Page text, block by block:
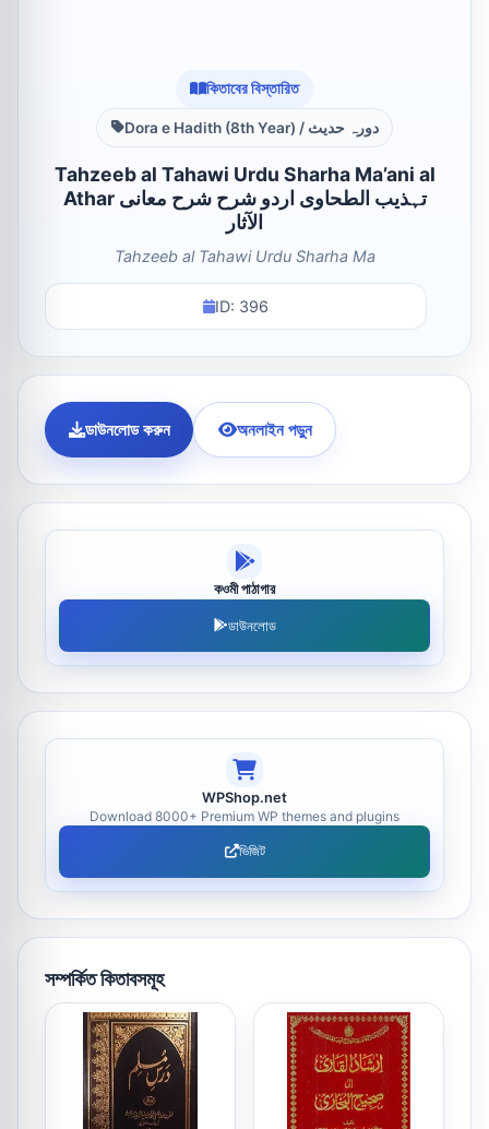
কিতাবের বিস্তারিত
Dora e Hadith (8th Year) / دورہ حدیث
Tahzeeb al Tahawi Urdu Sharha Ma’ani al
Athar تہذیب الطحاوی اردو شرح شرح معانی
الآثار
Tahzeeb al Tahawi Urdu Sharha Ma
ID: 396
ডাউনলোড করুন অনলাইন পড়ুন
কওমী পাঠাগার
ডাউনলোড
WPShop.net
Download 8000+ Premium WP themes and plugins
ভিজিট
সম্পর্কিত কিতাবসমূহ